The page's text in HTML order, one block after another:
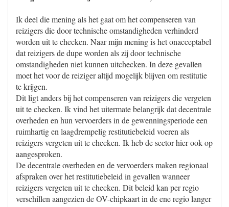
Ik deel die mening als het gaat om het compenseren van
reizigers die door technische omstandigheden verhinderd
worden uit te checken. Naar mijn mening is het onacceptabel
dat reizigers de dupe worden als zij door technische
omstandigheden niet kunnen uitchecken. In deze gevallen
moet het voor de reiziger altijd mogelijk blijven om restitutie
te krijgen.
Dit ligt anders bij het compenseren van reizigers die vergeten
uit te checken. Ik vind het uitermate belangrijk dat decentrale
overheden en hun vervoerders in de gewenningsperiode een
ruimhartig en laagdrempelig restitutiebeleid voeren als
reizigers vergeten uit te checken. Ik heb de sector hier ook op
aangesproken.
De decentrale overheden en de vervoerders maken regionaal
afspraken over het restitutiebeleid in gevallen wanneer
reizigers vergeten uit te checken. Dit beleid kan per regio
verschillen aangezien de OV-chipkaart in de ene regio langer